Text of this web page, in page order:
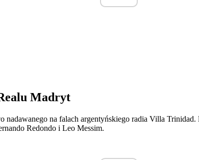
Madryt
na falach argentyńskiego radia Villa
Redondo i Leo Messim.